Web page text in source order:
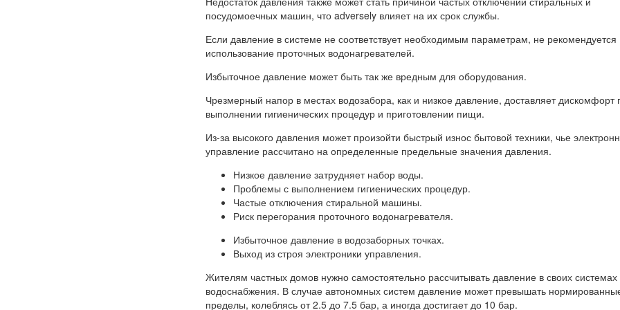
посудомоечных машин, что adversely влияет на их срок службы.
Если давление в системе не соответствует необходимым параметрам, не рекомендуется
использование проточных водонагревателей.
Избыточное давление может быть так же вредным для оборудования.
Чрезмерный напор в местах водозабора, как и низкое давление, доставляет дискомфорт
выполнении гигиенических процедур и приготовлении пищи.
Из-за высокого давления может произойти быстрый износ бытовой техники, чье
управление рассчитано на определенные предельные значения давления.
Низкое давление затрудняет набор воды.
Проблемы с выполнением гигиенических процедур.
Частые отключения стиральной машины.
Риск перегорания проточного водонагревателя.
Избыточное давление в водозаборных точках.
Выход из строя электроники управления.
Жителям частных домов нужно самостоятельно рассчитывать давление в своих системах
водоснабжения. В случае автономных систем давление может превышать
пределы, колеблясь от 2.5 до 7.5 бар, а иногда достигает до 10 бар.